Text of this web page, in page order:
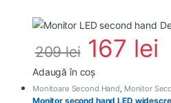
209lei 167 lei
Adaugă în coș
Monitoare Second Hand Monitor
Monitor second hand LED